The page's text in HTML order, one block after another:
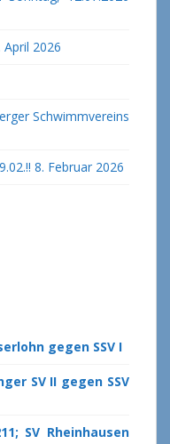
April 2026
Schwimmvereins
8. Februar 2026
gegen SSV I
SV II gegen SSV
SV Rheinhausen